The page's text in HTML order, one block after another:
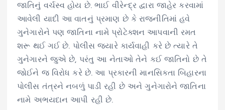
જાતિનું વર્ચસ્વ હોય છે. ભાઈ વીરેન્દ્ર દ્વારા જાહેર કરવામાં
આવેલી યાદી આ વાતનું પ્રમાણ છે કે રાજનીતિમાં હવે
ગુનેગારોને પણ જાતિના નામે પ્રોટેક્શન આપવાની રમત
શરૂ થઈ ગઈ છે. પોલીસ જ્યારે કાર્યવાહી કરે છે ત્યારે તે
ગુનેગારને જુએ છે, પરંતુ આ નેતાઓ તેને કઈ જાતિનો છે તે
જોઈને જ વિરોધ કરે છે. આ પ્રકારની માનસિકતા બિહારના
પોલીસ તંત્રને નબળું પાડી રહી છે અને ગુનેગારોને જાતિના
નામે અભયદાન આપી રહી છે.